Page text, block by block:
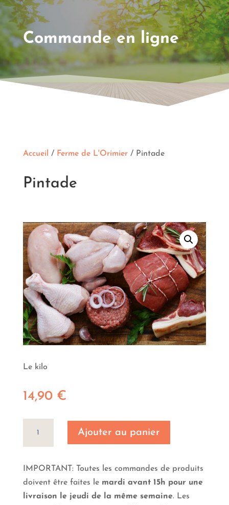
Commande en ligne
Accueil / Ferme de L'Orimier/ Pintade
Pintade
Le kilo
14,90 €
Ajouter au panier
IMPORTANT: Toutes les commandes de produits
doivent être faites lemardi avant 15h pour une
livraison le jeudi de la même semaine. Les